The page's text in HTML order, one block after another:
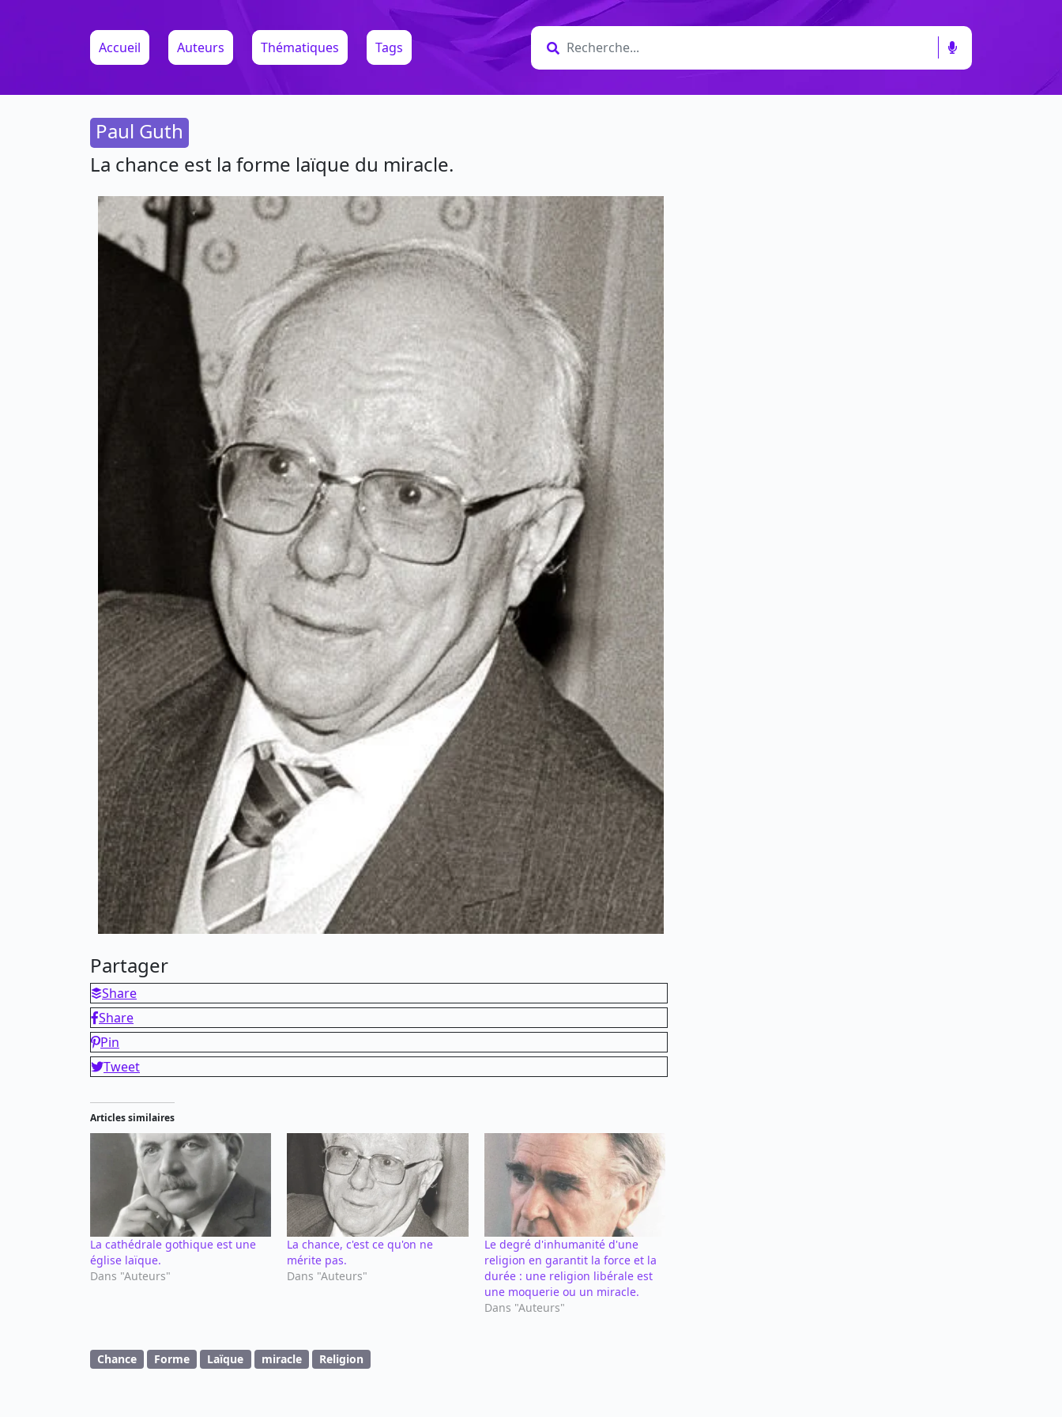
Accueil Auteurs Thématiques Tags
Paul Guth
La chance est la forme laïque du miracle.
Partager
Share
Share
Pin
Tweet
Articles similaires
La cathédrale gothique est une
église laïque.
Dans "Auteurs"
La chance, c'est ce qu'on ne
mérite pas.
Dans "Auteurs"
Le degré d'inhumanité d'une
religion en garantit la force et la
durée : une religion libérale est
une moquerie ou un miracle.
Dans "Auteurs"
Chance Forme Laïque miracle Religion